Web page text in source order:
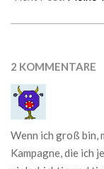
2 KOMMENTARE
Wenn ich groß bin,
Kampagne, die ich